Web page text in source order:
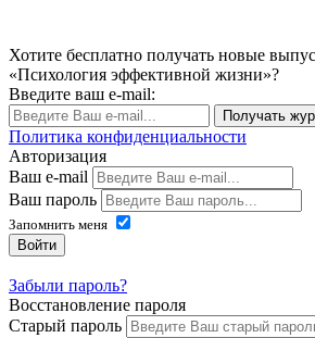
Хотите бесплатно получать новые
«Психология эффективной жизни»?
Введите ваш e-mail:
Получать
Политика конфиденциальности
Авторизация
Ваш e-mail
Ваш пароль
Запомнить меня
Войти
Забыли пароль?
Восстановление пароля
Старый пароль